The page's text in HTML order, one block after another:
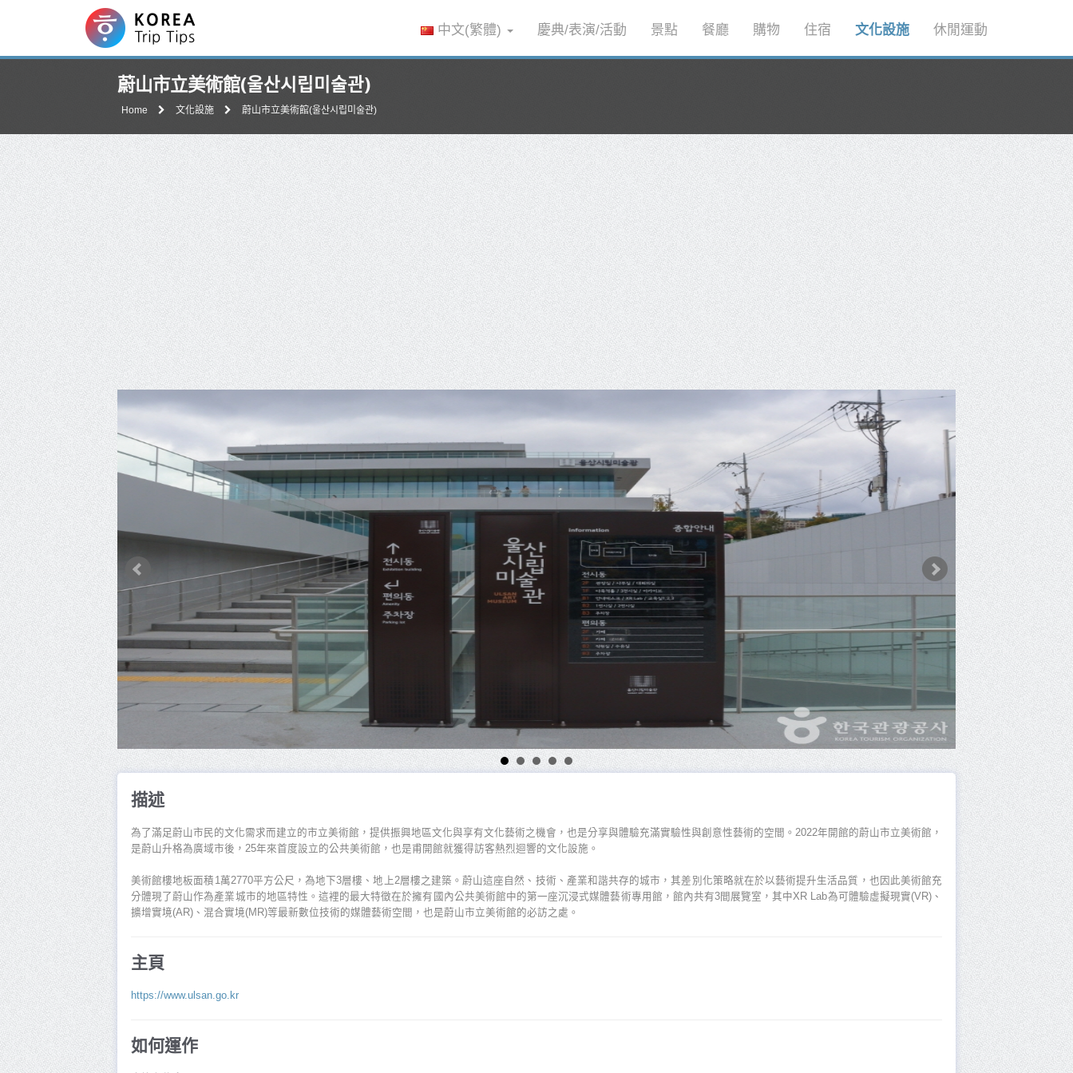
中文(繁體) 慶典/表演/活動 景點 餐廳 購物 住宿 文化設施 休閒運動
蔚山市立美術館(울산시립미술관)
Home 文化設施 蔚山市立美術館(울산시립미술관)
描述
為了滿足蔚山市民的文化需求而建立的市立美術館，提供振興地區文化與享有文化藝術之機會，也是分享與體驗充滿實驗性與創意性藝術的空間。2022年開館的蔚山市立美術館，
是蔚山升格為廣域市後，25年來首度設立的公共美術館，也是甫開館就獲得訪客熱烈迴響的文化設施。
美術館樓地板面積1萬2770平方公尺，為地下3層樓、地上2層樓之建築。蔚山這座自然、技術、產業和諧共存的城市，其差別化策略就在於以藝術提升生活品質，也因此美術館充
分體現了蔚山作為產業城市的地區特性。這裡的最大特徵在於擁有國內公共美術館中的第一座沉浸式媒體藝術專用館，館內共有3間展覽室，其中XR Lab為可體驗虛擬現實(VR)、
擴增實境(AR)、混合實境(MR)等最新數位技術的媒體藝術空間，也是蔚山市立美術館的必訪之處。
主頁
https://www.ulsan.go.kr
如何運作